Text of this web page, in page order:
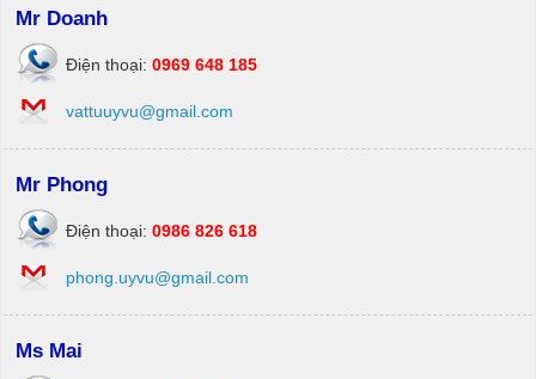
Mr Doanh
Điện thoại: 0969 648 185
vattuuyvu@gmail.com
Mr Phong
Điện thoại: 0986 826 618
phong.uyvu@gmail.com
Ms Mai